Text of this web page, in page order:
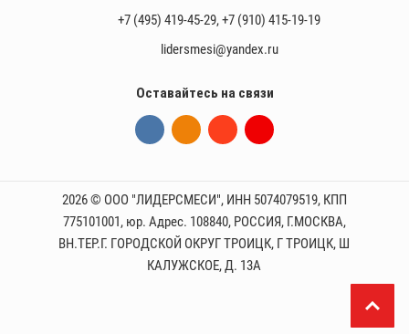
+7 (495) 419-45-29,+7 (910) 415-19-19
lidersmesi@yandex.ru
Оставайтесь на связи
2026 © ООО "ЛИДЕРСМЕСИ", ИНН 5074079519, КПП
775101001, юр. Адрес. 108840, РОССИЯ, Г.МОСКВА,
ВН.ТЕР.Г. ГОРОДСКОЙ ОКРУГ ТРОИЦК, Г ТРОИЦК, Ш
КАЛУЖСКОЕ, Д. 13А